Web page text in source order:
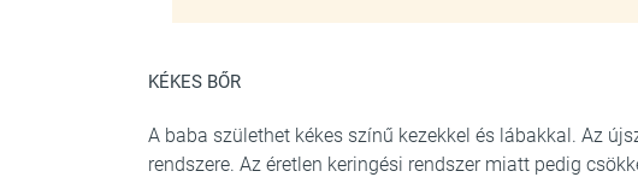
KÉKES BŐR
A baba születhet kékes színű kezekkel és lábakkal. Az
rendszere. Az éretlen keringési rendszer miatt pedig